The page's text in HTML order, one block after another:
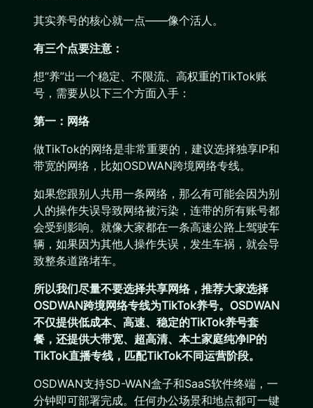
其实养号的核心就一点——像个活人。
有三个点要注意：
想“养”出一个稳定、不限流、高权重的TikTok账
号，需要从以下三个方面入手：
第一：网络
做TikTok的网络是非常重要的，建议选择独享IP和
带宽的网络，比如OSDWAN跨境网络专线。
如果您跟别人共用一条网络，那么有可能会因为别
人的操作失误导致网络被污染，连带的所有账号都
会受到影响。就像大家都在一条高速公路上驾驶车
辆，如果因为其他人操作失误，发生车祸，就会导
致整条道路堵车。
所以我们尽量不要选择共享网络，推荐大家选择
OSDWAN跨境网络专线为TikTok养号。OSDWAN
不仅提供低成本、高速、稳定的TikTok养号套
餐，还提供大带宽、超高清、本土家庭纯净IP的
TikTok直播专线，匹配TikTok不同运营阶段。
OSDWAN支持SD-WAN盒子和SaaS软件终端，一
分钟即可部署完成。任何办公场景和地点都可一键